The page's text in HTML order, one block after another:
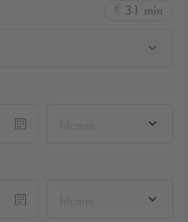
31 min